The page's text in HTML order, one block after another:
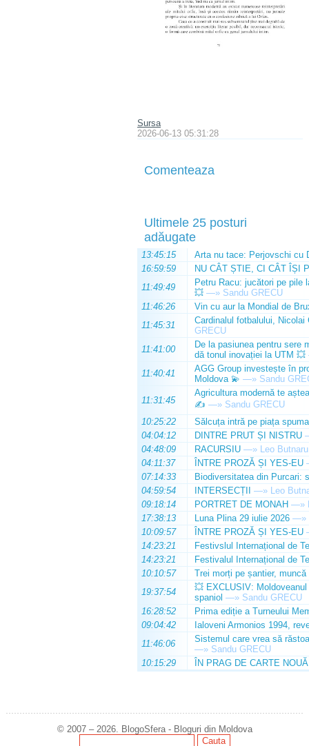
Sursa
2026-06-13 05:31:28
Comenteaza
Ultimele 25 posturi
adăugate
13:45:15
Arta nu tace: Perjovschi cu
16:59:59
NU CÂT ȘTIE, CI CÂT ÎȘI
11:49:49
Petru Racu: jucători pe pile
💥 —» Sandu GRECU
11:46:26
Vin cu aur la Mondial de
11:45:31
Cardinalul fotbalului,
GRECU
11:41:00
De la pasiunea pentru sere
dă tonul inovației la UTM 💥
11:40:41
AGG Group investește în
Moldova 💫 —» Sandu
11:31:45
Agricultura modernă te
✍️ —» Sandu GRECU
10:25:22
Sălcuța intră pe piața
04:04:12
DINTRE PRUT ȘI NISTRU
04:48:09
RACURSIU —» Leo Butnaru
04:11:37
ÎNTRE PROZĂ ȘI YES-EU
07:14:33
Biodiversitatea din Purcari:
04:59:54
INTERSECȚII —» Leo
09:18:14
PORTRET DE MONAH —»
17:38:13
Luna Plina 29 iulie 2026 —»
10:09:57
ÎNTRE PROZĂ ȘI YES-EU
14:23:21
Festivslul Internațional de
14:23:21
Festivalul Internațional de
10:10:57
Trei morți pe șantier, muncă
19:37:54
💥 EXCLUSIV:
spaniol —» Sandu GRECU
16:28:52
Prima ediție a Turneului
09:04:42
Ialoveni Armonios 1994,
11:46:06
Sistemul care vrea să
—» Sandu GRECU
10:15:29
ÎN PRAG DE CARTE NOUĂ
© 2007 – 2026. BlogoSfera - Bloguri din Moldova